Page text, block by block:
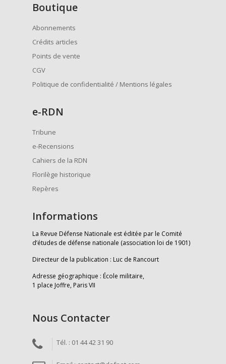
Boutique
Abonnements
Crédits articles
Points de vente
CGV
Politique de confidentialité / Mentions légales
e-RDN
Tribune
e-Recensions
Cahiers de la RDN
Florilège historique
Repères
Informations
La Revue Défense Nationale est éditée par le Comité
d’études de défense nationale (association loi de 1901)
Directeur de la publication : Luc de Rancourt
Adresse géographique : École militaire,
1 place Joffre, Paris VII
Nous Contacter
Tél. : 01 44 42 31 90